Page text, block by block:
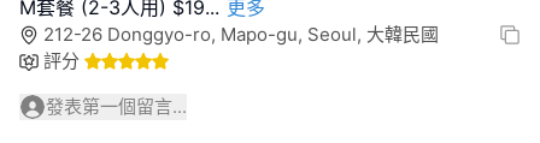
M套餐 (2-3人用) $19... 更多
212-26 Donggyo-ro, Mapo-gu, Seoul, 大韓民國
評分
發表第一個留言...